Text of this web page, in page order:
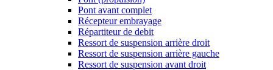
Pont avant complet
Récepteur embrayage
Répartiteur de debit
Ressort de suspension arrière droit
Ressort de suspension arrière gauche
Ressort de suspension avant droit